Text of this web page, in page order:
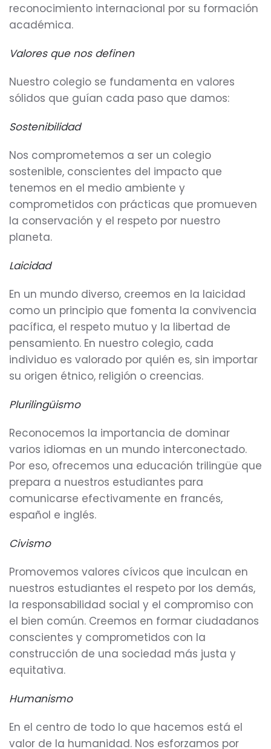
reconocimiento internacional por su formación
académica.
Valores que nos definen
Nuestro colegio se fundamenta en valores
sólidos que guían cada paso que damos:
Sostenibilidad
Nos comprometemos a ser un colegio
sostenible, conscientes del impacto que
tenemos en el medio ambiente y
comprometidos con prácticas que promueven
la conservación y el respeto por nuestro
planeta.
Laicidad
En un mundo diverso, creemos en la laicidad
como un principio que fomenta la convivencia
pacífica, el respeto mutuo y la libertad de
pensamiento. En nuestro colegio, cada
individuo es valorado por quién es, sin importar
su origen étnico, religión o creencias.
Plurilingüismo
Reconocemos la importancia de dominar
varios idiomas en un mundo interconectado.
Por eso, ofrecemos una educación trilingüe que
prepara a nuestros estudiantes para
comunicarse efectivamente en francés,
español e inglés.
Civismo
Promovemos valores cívicos que inculcan en
nuestros estudiantes el respeto por los demás,
la responsabilidad social y el compromiso con
el bien común. Creemos en formar ciudadanos
conscientes y comprometidos con la
construcción de una sociedad más justa y
equitativa.
Humanismo
En el centro de todo lo que hacemos está el
valor de la humanidad. Nos esforzamos por